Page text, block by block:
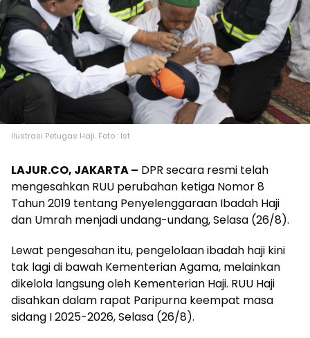
Ilustrasi Petugas Haji. Foto : Ist
LAJUR.CO, JAKARTA – DPR secara resmi telah
mengesahkan RUU perubahan ketiga Nomor 8
Tahun 2019 tentang Penyelenggaraan Ibadah Haji
dan Umrah menjadi undang-undang, Selasa (26/8).
Lewat pengesahan itu, pengelolaan ibadah haji kini
tak lagi di bawah Kementerian Agama, melainkan
dikelola langsung oleh Kementerian Haji. RUU Haji
disahkan dalam rapat Paripurna keempat masa
sidang I 2025-2026, Selasa (26/8).